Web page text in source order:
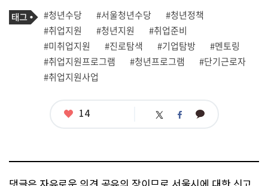
기
사
관
련
태
그
태
그
#청년수당 #서울청년수당
#청년정책
#취업지원
#청년지원
#취업준비
#미취업지원
#진로탐색 #기업탐방
#멘토링
#취업지원프로그램
#청년프로그램
#단기근로자
#취업지원사업
좋
14 트 페 카